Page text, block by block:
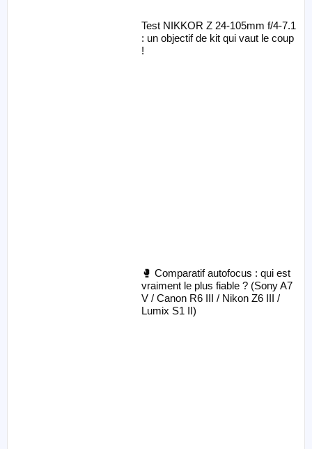
Test NIKKOR Z 24-105mm f/4-7.1
: un objectif de kit qui vaut le coup
!
🥊 Comparatif autofocus : qui est
vraiment le plus fiable ? (Sony A7
V / Canon R6 III / Nikon Z6 III /
Lumix S1 II)